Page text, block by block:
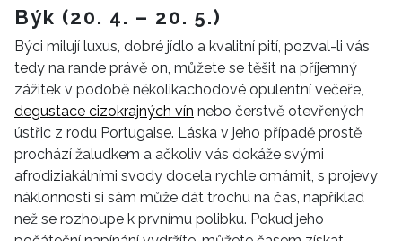
Býk (20. 4. – 20. 5.)
Býci milují luxus, dobré jídlo a kvalitní pití, pozval-li vás
tedy na rande právě on, můžete se těšit na příjemný
zážitek v podobě několikachodové opulentní večeře,
degustace cizokrajných vín nebo čerstvě otevřených
ústřic z rodu Portugaise. Láska v jeho případě prostě
prochází žaludkem a ačkoliv vás dokáže svými
afrodiziakálními svody docela rychle omámit, s projevy
náklonnosti si sám může dát trochu na čas, například
než se rozhoupe k prvnímu polibku. Pokud jeho